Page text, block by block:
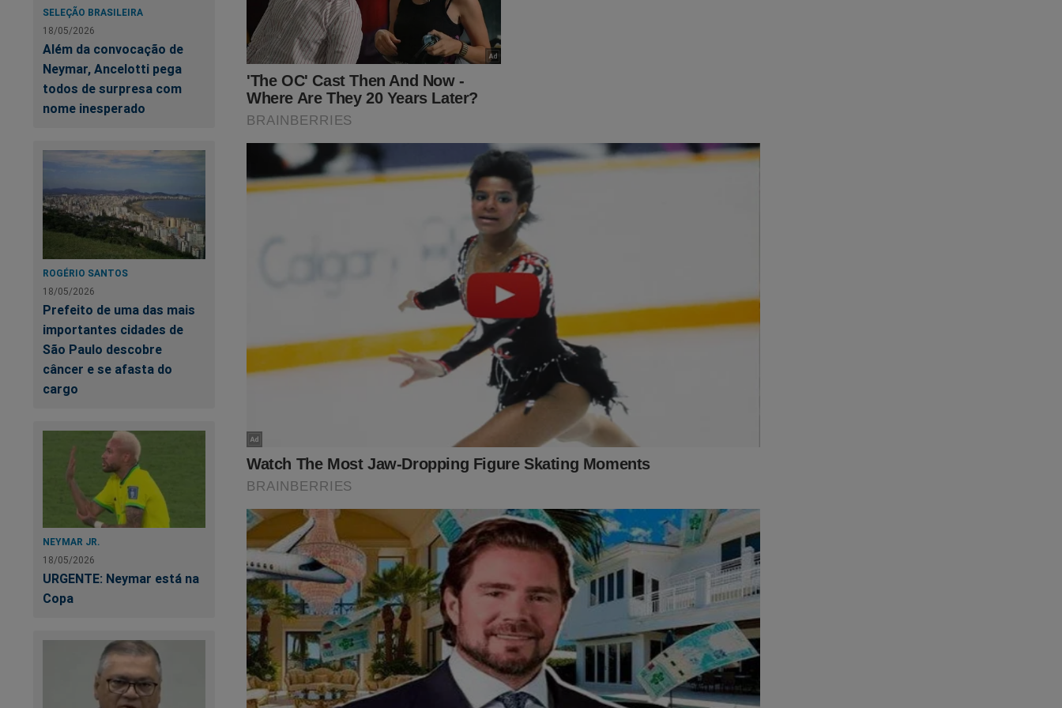
SELEÇÃO BRASILEIRA
18/05/2026
Além da convocação de
Neymar, Ancelotti pega
todos de surpresa com
nome inesperado
ROGÉRIO SANTOS
18/05/2026
Prefeito de uma das mais
importantes cidades de
São Paulo descobre
câncer e se afasta do
cargo
NEYMAR JR.
18/05/2026
URGENTE: Neymar está na
Copa
Para comprá-la, basta clicar no link abaixo:
https://shoppingconservador.com.br/camiseta-masculinaeneas-o-brasil-te-deve-desculpas/p